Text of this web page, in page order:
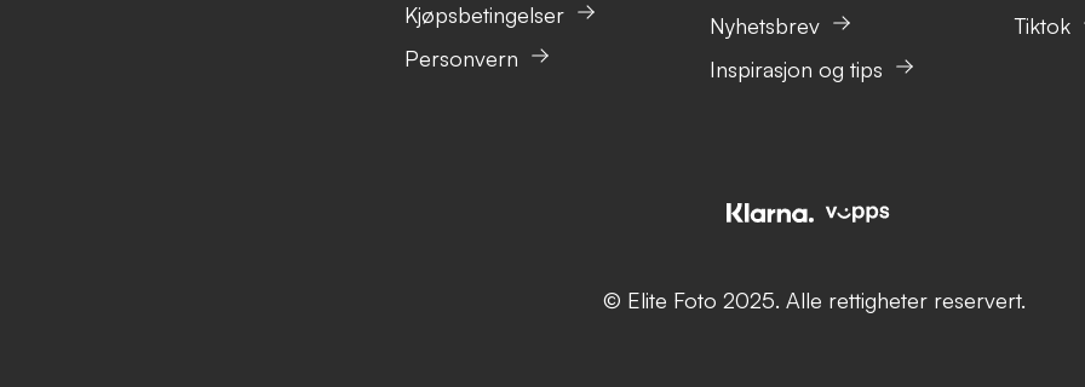
Kjøpsbetingelser
Personvern
Nyhetsbrev
Inspirasjon og tips
Tiktok
© Elite Foto 2025. Alle rettigheter reservert.